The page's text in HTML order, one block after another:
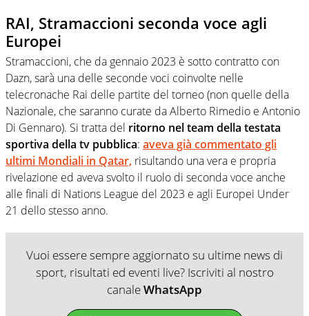
RAI, Stramaccioni seconda voce agli
Europei
Stramaccioni, che da gennaio 2023 è sotto contratto con
Dazn, sarà una delle seconde voci coinvolte nelle
telecronache Rai delle partite del torneo (non quelle della
Nazionale, che saranno curate da Alberto Rimedio e Antonio
Di Gennaro). Si tratta del ritorno nel team della testata
sportiva della tv pubblica: aveva già commentato gli
ultimi Mondiali in Qatar, risultando una vera e propria
rivelazione ed aveva svolto il ruolo di seconda voce anche
alle finali di Nations League del 2023 e agli Europei Under
21 dello stesso anno.
Vuoi essere sempre aggiornato su ultime news di
sport, risultati ed eventi live? Iscriviti al nostro
canaleWhatsApp